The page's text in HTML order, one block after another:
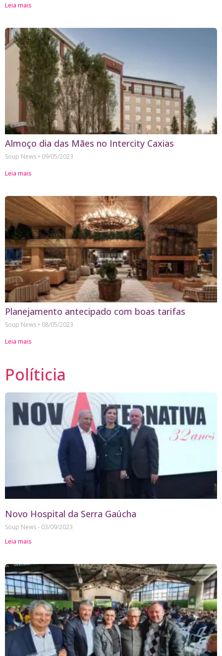
Leia mais
Almoço dia das Mães no Intercity Caxias
Soup News
09/05/2023
Leia mais
Planejamento antecipado com boas tarifas
Soup News
08/05/2023
Leia mais
Políticia
Novo Hospital da Serra Gaúcha
Soup News
03/09/2023
Leia mais